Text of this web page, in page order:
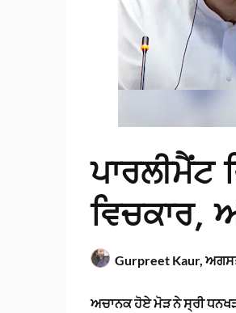
ਪਾਰਲੀਮੈਂਟ
ਵਿਚਕਾਰ,
Gurpreet Kaur,
ਅਚਾਨਕ ਹੋਏ ਮੋੜ ਨੇ ਸ੍ਰੀ